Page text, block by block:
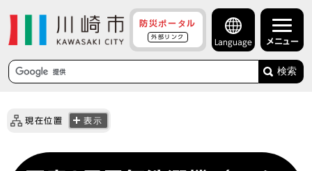
防災ポータル
外部リンク
Language メニュー
検索
現在位置 表示